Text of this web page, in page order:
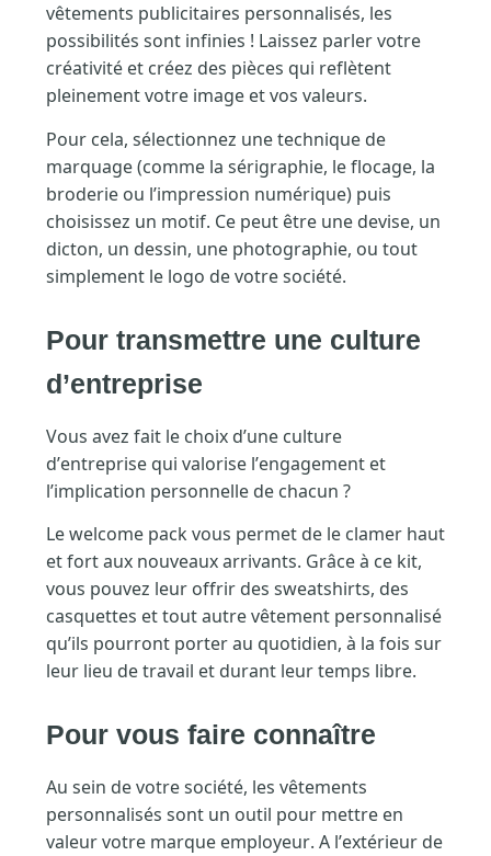
vêtements publicitaires personnalisés, les
possibilités sont infinies ! Laissez parler votre
créativité et créez des pièces qui reflètent
pleinement votre image et vos valeurs.
Pour cela, sélectionnez une technique de
marquage (comme la sérigraphie, le flocage, la
broderie ou l’impression numérique) puis
choisissez un motif. Ce peut être une devise, un
dicton, un dessin, une photographie, ou tout
simplement le logo de votre société.
Pour transmettre une culture
d’entreprise
Vous avez fait le choix d’une culture
d’entreprise qui valorise l’engagement et
l’implication personnelle de chacun ?
Le welcome pack vous permet de le clamer haut
et fort aux nouveaux arrivants. Grâce à ce kit,
vous pouvez leur offrir des sweatshirts, des
casquettes et tout autre vêtement personnalisé
qu’ils pourront porter au quotidien, à la fois sur
leur lieu de travail et durant leur temps libre.
Pour vous faire connaître
Au sein de votre société, les vêtements
personnalisés sont un outil pour mettre en
valeur votre marque employeur. A l’extérieur de